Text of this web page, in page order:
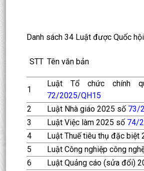
Danh sách 34 Luật được Quốc
STT Tên văn bản
1
Luật Tổ chức chính
72/2025/QH15
2 Luật Nhà giáo 2025 số 73/
3
Luật Việc làm 2025 số 74/
4
Luật Thuế tiêu thụ đặc biệt
5
Luật Công nghiệp công
6
Luật Quảng cáo (sửa đổi)